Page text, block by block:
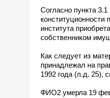
Согласно пункта
конституционности
института
собственником
Как следует из
принадлежал на
1992 года (л.д. 25),
ФИО2 умерла 19